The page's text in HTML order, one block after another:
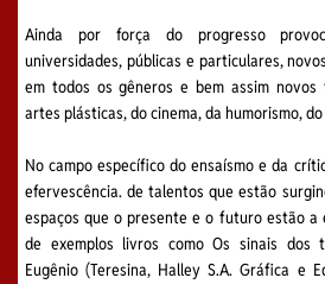
Ainda por força do progresso
universidades, públicas e particulares,
em todos os gêneros e bem assim novos
artes plásticas, do cinema, da humorismo,
No campo específico do ensaísmo e da
efervescência. de talentos que estão
espaços que o presente e o futuro estão a
de exemplos livros como Os sinais dos
Eugênio (Teresina, Halley S.A. Gráfica e